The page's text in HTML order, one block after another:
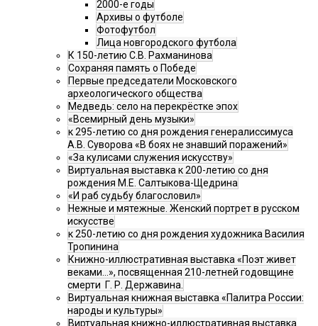
2000-е годы
Архивы о футболе
Фотофутбол
Лица новгородского футбола
К 150-летию С.В. Рахманинова
Сохраняя память о Победе
Первые председатели Московского
археологического общества
Медведь: село на перекрёстке эпох
«Всемирный день музыки»
к 295-летию со дня рождения генералиссимуса
А.В. Суворова «В боях не знавший поражений»
«За кулисами служения искусству»
Виртуальная выставка к 200-летию со дня
рождения М.Е. Салтыкова-Щедрина
«И раб судьбу благословил»
Нежные и мятежные. Женский портрет в русском
искусстве
к 250-летию со дня рождения художника Василия
Тропинина
Книжно-иллюстративная выставка «Поэт живет
веками…», посвященная 210-летней годовщине
смерти Г. Р. Державина.
Виртуальная книжная выставка «Палитра России:
народы и культуры»
Виртуальная книжно-иллюстративная выставка